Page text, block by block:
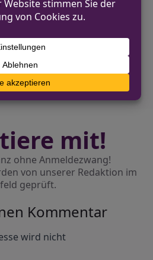
in Gelsenkirchen
NÄCHSTER BEITRAG
Borken: Zeugen gesucht
mit!
ohne Anmeldezwang!
von unserer Redaktion im
geprüft.
Kommentar
wird nicht